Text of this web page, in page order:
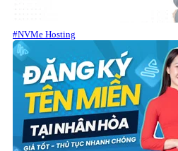
#NVMe Hosting